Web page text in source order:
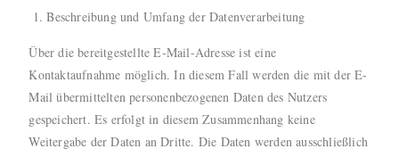
Beschreibung und Umfang der Datenverarbeitung
Über die bereitgestellte E-Mail-Adresse ist eine
Kontaktaufnahme möglich. In diesem Fall werden die mit der E-
Mail übermittelten personenbezogenen Daten des Nutzers
gespeichert. Es erfolgt in diesem Zusammenhang keine
Weitergabe der Daten an Dritte. Die Daten werden ausschließlich